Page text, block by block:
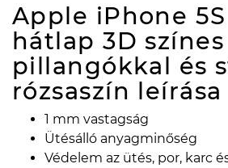
Apple iPhone
hátlap 3D színes
pillangókkal és
rózsaszín leírása
1 mm vastagság
Ütésálló anyagminőség
Védelem az ütés, por, karc